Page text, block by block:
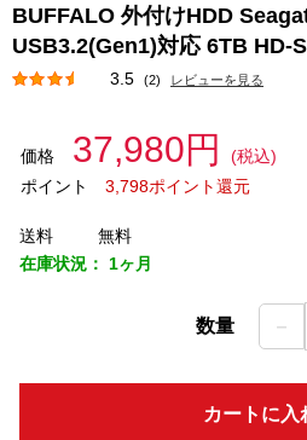
BUFFALO 外付けHDD
USB3.2(Gen1)対応 6TB HD-
3.5 (2) レビューを見る
価格 37,980円
(税込)
ポイント
3,798ポイント還元
送料
無料
在庫状況： 1ヶ月
数量 －
カートに入